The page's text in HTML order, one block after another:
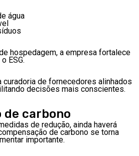
água
hospedagem, a empresa fortalece
ESG.
curadoria de fornecedores alinhados
decisões mais conscientes.
de carbono
de redução, ainda haverá
de carbono se torna
importante.